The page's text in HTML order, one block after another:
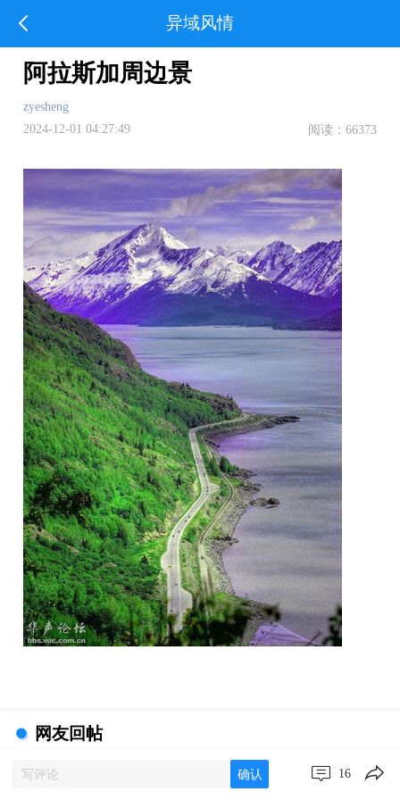
异域风情
阿拉斯加周边景
zyesheng
2024-12-01 04:27:49
阅读：66373
网友回帖
确认 16